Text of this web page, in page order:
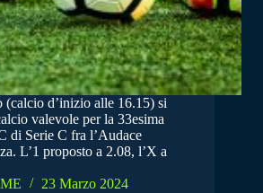
(calcio d’inizio alle 16.15) si
valevole per la 33esima
di Serie C fra l’Audace
L’1 proposto a 2.08, l’X a
23 Marzo 2024